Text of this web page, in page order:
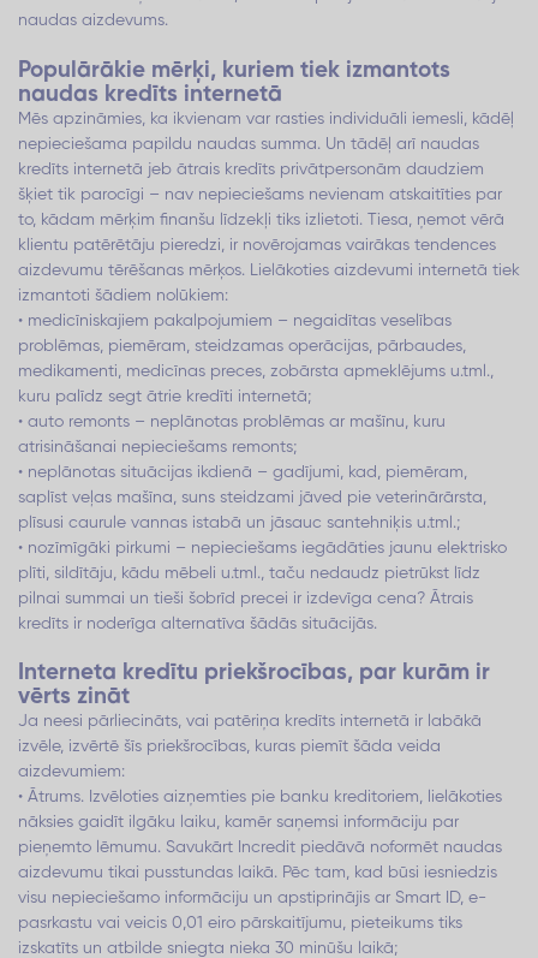
naudas aizdevums.
Populārākie mērķi, kuriem tiek izmantots
naudas kredīts internetā
Mēs apzināmies, ka ikvienam var rasties individuāli iemesli, kādēļ
nepieciešama papildu naudas summa. Un tādēļ arī naudas
kredīts internetā jeb ātrais kredīts privātpersonām daudziem
šķiet tik parocīgi – nav nepieciešams nevienam atskaitīties par
to, kādam mērķim finanšu līdzekļi tiks izlietoti. Tiesa, ņemot vērā
klientu patērētāju pieredzi, ir novērojamas vairākas tendences
aizdevumu tērēšanas mērķos. Lielākoties aizdevumi internetā tiek
izmantoti šādiem nolūkiem:
• medicīniskajiem pakalpojumiem – negaidītas veselības
problēmas, piemēram, steidzamas operācijas, pārbaudes,
medikamenti, medicīnas preces, zobārsta apmeklējums u.tml.,
kuru palīdz segt ātrie kredīti internetā;
• auto remonts – neplānotas problēmas ar mašīnu, kuru
atrisināšanai nepieciešams remonts;
• neplānotas situācijas ikdienā – gadījumi, kad, piemēram,
saplīst veļas mašīna, suns steidzami jāved pie veterinārārsta,
plīsusi caurule vannas istabā un jāsauc santehniķis u.tml.;
• nozīmīgāki pirkumi – nepieciešams iegādāties jaunu elektrisko
plīti, sildītāju, kādu mēbeli u.tml., taču nedaudz pietrūkst līdz
pilnai summai un tieši šobrīd precei ir izdevīga cena? Ātrais
kredīts ir noderīga alternatīva šādās situācijās.
Interneta kredītu priekšrocības, par kurām ir
vērts zināt
Ja neesi pārliecināts, vai patēriņa kredīts internetā ir labākā
izvēle, izvērtē šīs priekšrocības, kuras piemīt šāda veida
aizdevumiem:
• Ātrums. Izvēloties aizņemties pie banku kreditoriem, lielākoties
nāksies gaidīt ilgāku laiku, kamēr saņemsi informāciju par
pieņemto lēmumu. Savukārt Incredit piedāvā noformēt naudas
aizdevumu tikai pusstundas laikā. Pēc tam, kad būsi iesniedzis
visu nepieciešamo informāciju un apstiprinājis ar Smart ID, e-
pasrkastu vai veicis 0,01 eiro pārskaitījumu, pieteikums tiks
izskatīts un atbilde sniegta nieka 30 minūšu laikā;